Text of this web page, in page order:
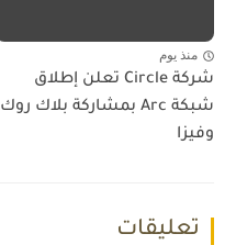
منذ يوم
شركة Circle تعلن إطلاق
شبكة Arc بمشاركة بلاك روك
وفيزا
تعليقات